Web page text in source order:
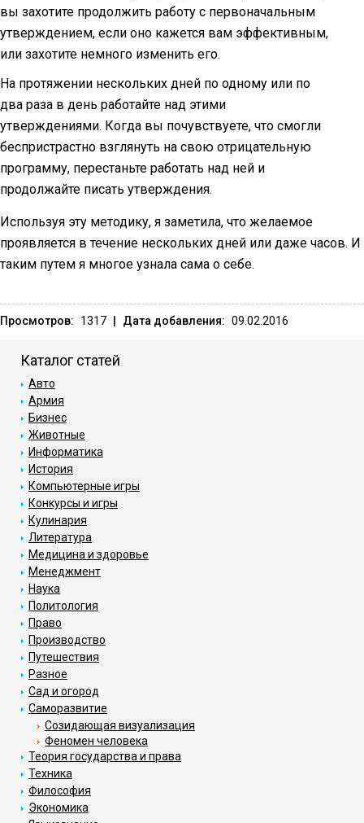
вы захотите продолжить работу с первоначальным
утверждением, если оно кажется вам эффективным,
или захотите немного изменить его.
На протяжении нескольких дней по одному или по
два раза в день работайте над этими
утверждениями. Когда вы почувствуете, что смогли
беспристрастно взглянуть на свою отрицательную
программу, перестаньте работать над ней и
продолжайте писать утверждения.
Используя эту методику, я заметила, что желаемое
проявляется в течение нескольких дней или даже часов. И
таким путем я многое узнала сама о себе.
Просмотров: 1317 Дата добавления: 09.02.2016
Каталог статей
Авто
Армия
Бизнес
Животные
Информатика
История
Компьютерные игры
Конкурсы и игры
Кулинария
Литература
Медицина и здоровье
Менеджмент
Наука
Политология
Право
Производство
Путешествия
Разное
Сад и огород
Саморазвитие
Созидающая визуализация
Феномен человека
Теория государства и права
Техника
Философия
Экономика